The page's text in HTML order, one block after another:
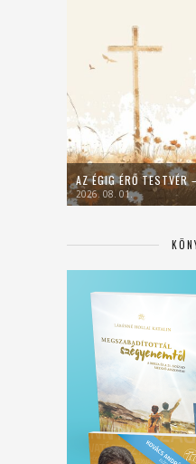
AZ ÉGIG ÉRŐ TESTVÉR
2026. 08. 01.